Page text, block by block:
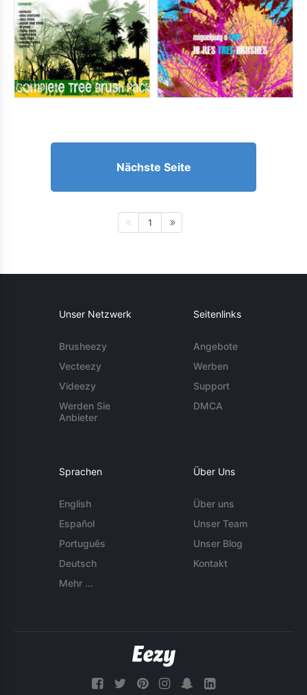
Nächste Seite
1
Unser Netzwerk
Brusheezy
Vecteezy
Videezy
Werden Sie
Anbieter
Seitenlinks
Angebote
Werben
Support
DMCA
Sprachen
English
Español
Português
Deutsch
Mehr ...
Über Uns
Über uns
Unser Team
Unser Blog
Kontakt